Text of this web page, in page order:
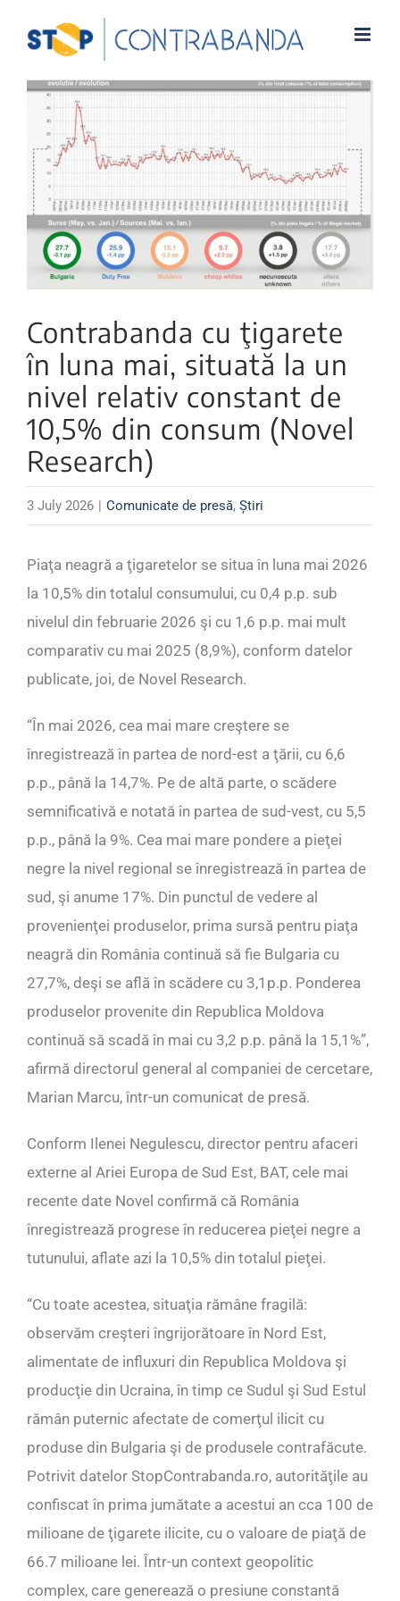
View
Larger
Image
Contrabanda cu ţigarete
în luna mai, situată la un
nivel relativ constant de
10,5% din consum (Novel
Research)
3 July 2026 | Comunicate de presă, Știri
Piaţa neagră a ţigaretelor se situa în luna mai 2026
la 10,5% din totalul consumului, cu 0,4 p.p. sub
nivelul din februarie 2026 şi cu 1,6 p.p. mai mult
comparativ cu mai 2025 (8,9%), conform datelor
publicate, joi, de Novel Research.
“În mai 2026, cea mai mare creştere se
înregistrează în partea de nord-est a ţării, cu 6,6
p.p., până la 14,7%. Pe de altă parte, o scădere
semnificativă e notată în partea de sud-vest, cu 5,5
p.p., până la 9%. Cea mai mare pondere a pieţei
negre la nivel regional se înregistrează în partea de
sud, şi anume 17%. Din punctul de vedere al
provenienţei produselor, prima sursă pentru piaţa
neagră din România continuă să fie Bulgaria cu
27,7%, deşi se află în scădere cu 3,1p.p. Ponderea
produselor provenite din Republica Moldova
continuă să scadă în mai cu 3,2 p.p. până la 15,1%”,
afirmă directorul general al companiei de cercetare,
Marian Marcu, într-un comunicat de presă.
Conform Ilenei Negulescu, director pentru afaceri
externe al Ariei Europa de Sud Est, BAT, cele mai
recente date Novel confirmă că România
înregistrează progrese în reducerea pieţei negre a
tutunului, aflate azi la 10,5% din totalul pieţei.
“Cu toate acestea, situaţia rămâne fragilă:
observăm creşteri îngrijorătoare în Nord Est,
alimentate de influxuri din Republica Moldova şi
producţie din Ucraina, în timp ce Sudul şi Sud Estul
rămân puternic afectate de comerţul ilicit cu
produse din Bulgaria şi de produsele contrafăcute.
Potrivit datelor StopContrabanda.ro, autorităţile au
confiscat în prima jumătate a acestui an cca 100 de
milioane de ţigarete ilicite, cu o valoare de piaţă de
66.7 milioane lei. Într-un context geopolitic
complex, care generează o presiune constantă